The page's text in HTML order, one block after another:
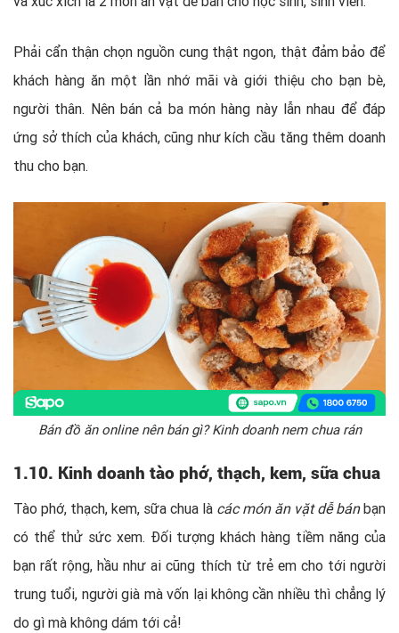
Phải cẩn thận chọn nguồn cung thật ngon, thật đảm bảo để
khách hàng ăn một lần nhớ mãi và giới thiệu cho bạn bè,
người thân. Nên bán cả ba món hàng này lẫn nhau để đáp
ứng sở thích của khách, cũng như kích cầu tăng thêm doanh
thu cho bạn.
Bán đồ ăn online nên bán gì? Kinh doanh nem chua rán
1.10. Kinh doanh tào phớ, thạch, kem, sữa chua
Tào phớ, thạch, kem, sữa chua là các món ăn vặt dễ bánbạn
có thể thử sức xem. Đối tượng khách hàng tiềm năng của
bạn rất rộng, hầu như ai cũng thích từ trẻ em cho tới người
trung tuổi, người già mà vốn lại không cần nhiều thì chẳng lý
do gì mà không dám tới cả!